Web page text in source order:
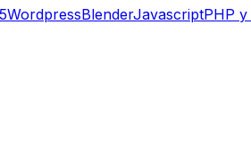
WordpressBlenderJavascriptPHP